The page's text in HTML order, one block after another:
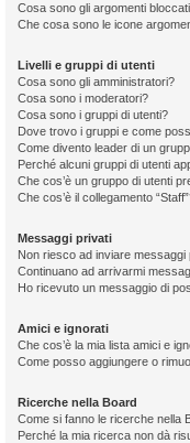
Cosa sono gli argomenti
Che cosa sono le icone
Livelli e gruppi di utenti
Cosa sono gli amministratori?
Cosa sono i moderatori?
Cosa sono i gruppi di utenti?
Dove trovo i gruppi e come
Come divento leader di un
Perché alcuni gruppi di utenti
Che cos’è un gruppo di utenti
Che cos’è il collegamento
Messaggi privati
Non riesco ad inviare messaggi
Continuano ad arrivarmi
Ho ricevuto un messaggio di
Amici e ignorati
Che cos’è la mia lista amici e
Come posso aggiungere o
Ricerche nella Board
Come si fanno le ricerche nella
Perché la mia ricerca non dà